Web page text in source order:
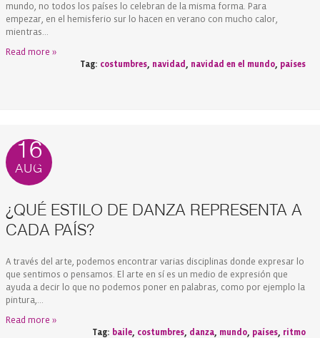
mundo, no todos los países lo celebran de la misma forma. Para
empezar, en el hemisferio sur lo hacen en verano con mucho calor,
mientras...
Read more »
Tag: costumbres navidad navidad en el mundo países
16
AUG
¿QUÉ ESTILO DE DANZA REPRESENTA A
CADA PAÍS?
A través del arte, podemos encontrar varias disciplinas donde expresar lo
que sentimos o pensamos. El arte en sí es un medio de expresión que
ayuda a decir lo que no podemos poner en palabras, como por ejemplo la
pintura,...
Read more »
Tag: baile, costumbres, danza, mundo, países, ritmo